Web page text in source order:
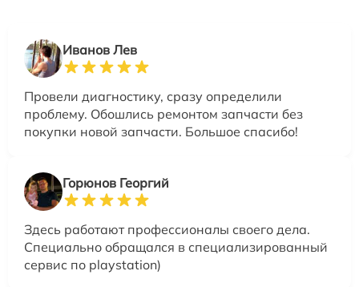
Иванов Лев
Провели диагностику, сразу определили
проблему. Обошлись ремонтом запчасти без
покупки новой запчасти. Большое спасибо!
Горюнов Георгий
Здесь работают профессионалы своего дела.
Специально обращался в специализированный
сервис по playstation)